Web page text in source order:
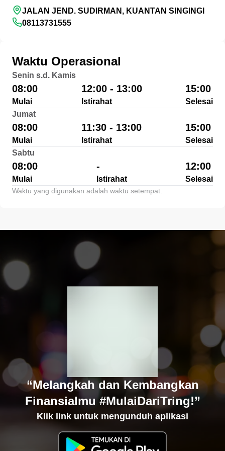
JALAN JEND. SUDIRMAN, KUANTAN SINGINGI
08113731555
Waktu Operasional
Senin s.d. Kamis
08:00
Mulai
12:00 - 13:00
Istirahat
15:00
Selesai
Jumat
08:00
Mulai
11:30 - 13:00
Istirahat
15:00
Selesai
Sabtu
08:00
Mulai
-
Istirahat
12:00
Selesai
Waktu yang digunakan adalah waktu setempat.
“Melangkah dan Kembangkan
Finansialmu #MulaiDariTring!”
Klik link untuk mengunduh aplikasi